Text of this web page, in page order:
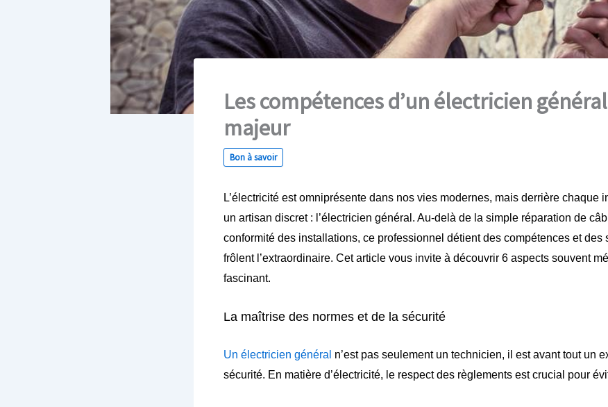
Les compétences d’un électricien
majeur
Bon à savoir
L’électricité est omniprésente dans nos vies modernes, mais derrière chaque
un artisan discret : l’électricien général. Au-delà de la simple réparation de
conformité des installations, ce professionnel détient des compétences et des
frôlent l’extraordinaire. Cet article vous invite à découvrir 6 aspects souvent
fascinant.
La maîtrise des normes et de la sécurité
Un électricien général n’est pas seulement un technicien, il est avant tout un
sécurité. En matière d’électricité, le respect des règlements est crucial pour